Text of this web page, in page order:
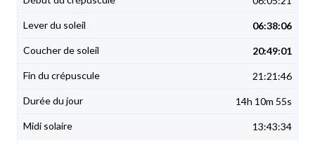
06:38:06
20:49:01
21:21:46
14h 10m 55s
13:43:34